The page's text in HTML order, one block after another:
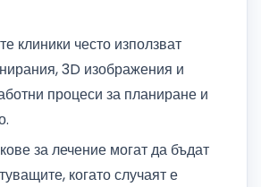
клиники често използват
3D изображения и
процеси за планиране и
за лечение могат да бъдат
когато случаят е